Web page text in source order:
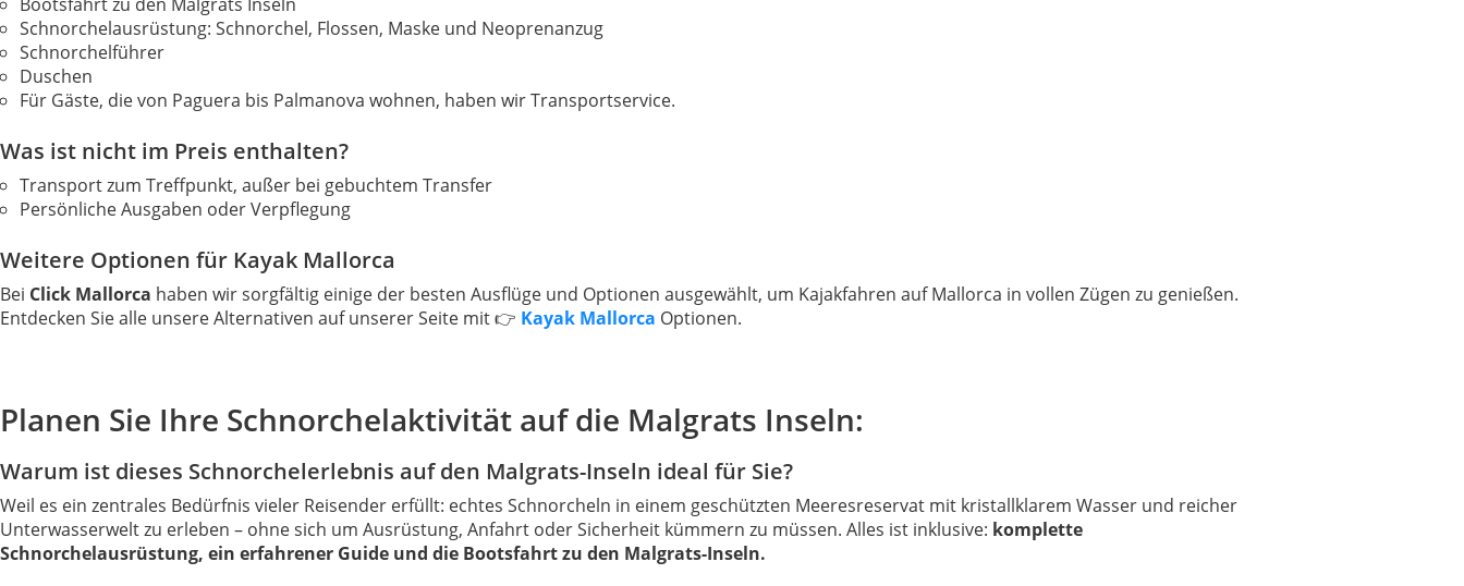
Schnorchelausrüstung: Schnorchel, Flossen, Maske und Neoprenanzug
Schnorchelführer
Duschen
Für Gäste, die von Paguera bis Palmanova wohnen, haben wir Transportservice.
Was ist nicht im Preis enthalten?
Transport zum Treffpunkt, außer bei gebuchtem Transfer
Persönliche Ausgaben oder Verpflegung
Weitere Optionen für Kayak Mallorca
Bei Click Mallorca haben wir sorgfältig einige der besten Ausflüge und Optionen ausgewählt, um Kajakfahren auf Mallorca in vollen Zügen zu genießen.
Entdecken Sie alle unsere Alternativen auf unserer Seite mit 👉 Kayak Mallorca Optionen.
Planen Sie Ihre Schnorchelaktivität auf die Malgrats Inseln:
Warum ist dieses Schnorchelerlebnis auf den Malgrats-Inseln ideal für Sie?
Weil es ein zentrales Bedürfnis vieler Reisender erfüllt: echtes Schnorcheln in einem geschützten Meeresreservat mit kristallklarem Wasser und reicher
Unterwasserwelt zu erleben – ohne sich um Ausrüstung, Anfahrt oder Sicherheit kümmern zu müssen. Alles ist inklusive: komplette
Schnorchelausrüstung, ein erfahrener Guide und die Bootsfahrt zu den Malgrats-Inseln.